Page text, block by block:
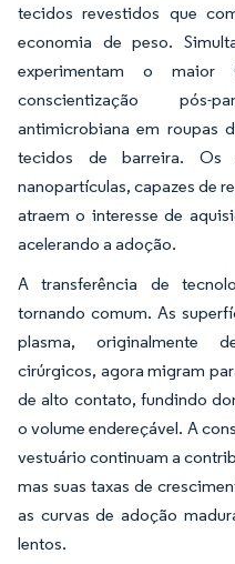
tecidos revestidos que
economia de peso.
experimentam o
conscientização pós-
antimicrobiana em roupas
tecidos de barreira. Os
nanopartículas, capazes de
atraem o interesse de
acelerando a adoção.
A transferência de
tornando comum. As
plasma, originalmente
cirúrgicos, agora migram
de alto contato, fundindo
o volume endereçável. A
vestuário continuam a
mas suas taxas de
as curvas de adoção
lentos.